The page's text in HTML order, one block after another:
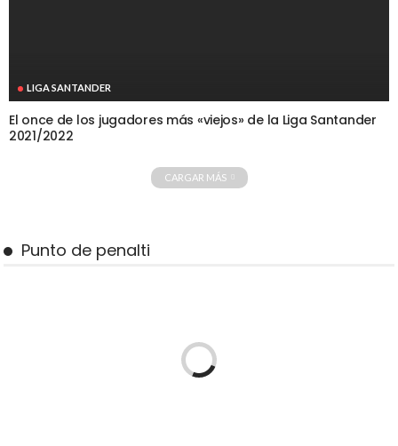
LIGA SANTANDER
El once de los jugadores más «viejos» de la Liga Santander
2021/2022
CARGAR MÁS
Punto de penalti